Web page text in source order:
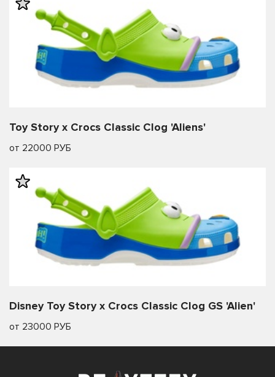
Toy Story x Crocs Classic Clog 'Aliens'
от 22000 РУБ
Disney Toy Story x Crocs Classic Clog GS 'Alien'
от 23000 РУБ